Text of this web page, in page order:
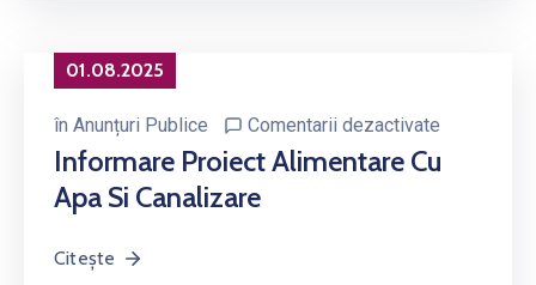
01.08.2025
în Anunțuri Publice Comentarii dezactivate
Informare Proiect Alimentare Cu
Apa Si Canalizare
Citește